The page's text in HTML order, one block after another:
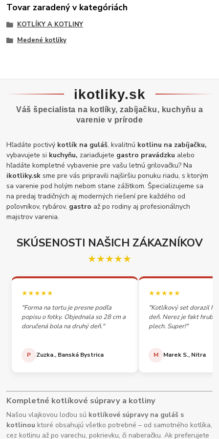
Tovar zaradený v kategóriách
KOTLÍKY A KOTLINY
Medené kotlíky
ikotliky.sk
Váš špecialista na kotlíky, zabíjačku, kuchyňu a
varenie v prírode
Hľadáte poctivý kotlík na guláš, kvalitnú kotlinu na zabíjačku,
vybavujete si kuchyňu, zariaďujete gastro pravádzku alebo
hľadáte kompletné vybavenie pre vašu letnú grilovačku? Na
ikotliky.sk sme pre vás pripravili najširšiu ponuku riadu, s ktorým
sa varenie pod holým nebom stane zážitkom. Špecializujeme sa
na predaj tradičných aj moderných riešení pre každého od
poľovníkov, rybárov, gastro až po rodiny aj profesionálnych
majstrov varenia.
SKÚSENOSTI NAŠICH ZÁKAZNÍKOV
★★★★★
★★★★★
"Forma na tortu je presne podľa
popisu o fotky. Objednala so 28 cm a
doručená bola na druhý deň."
P Zuzka., Banská Bystrica
★★★★★
"Kotlíkový set dorazil
deň. Nerez je fakt
plech. Super!"
M Marek S., Nitra
Kompletné kotlíkové súpravy a kotliny
Našou vlajkovou loďou sú kotlíkové súpravy na guláš s
kotlinou ktoré obsahujú všetko potrebné – od samotného kotlíka,
cez kotlinu až po varechu, pokrievku, či naberačku. Ak preferujete